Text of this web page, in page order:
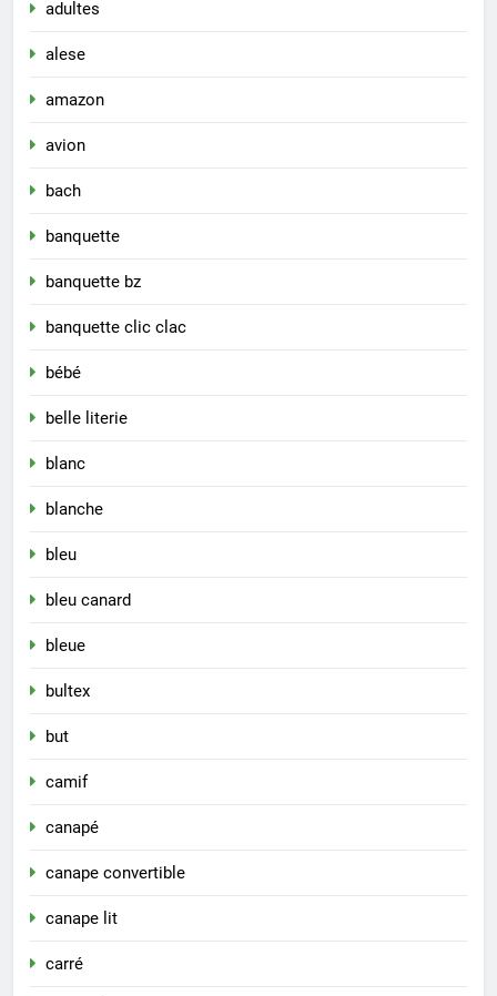
adultes
alese
amazon
avion
bach
banquette
banquette bz
banquette clic clac
bébé
belle literie
blanc
blanche
bleu
bleu canard
bleue
bultex
but
camif
canapé
canape convertible
canape lit
carré